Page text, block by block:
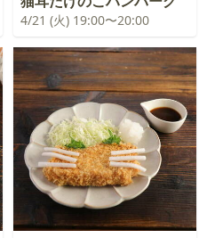
4/21 (火) 19:00〜20:00